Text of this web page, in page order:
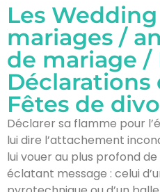
Les
mariages /
de mariage /
Déclarations
Fêtes de
Déclarer sa flamme pour
lui dire l’attachement
lui vouer au plus profond
éclatant message : celui